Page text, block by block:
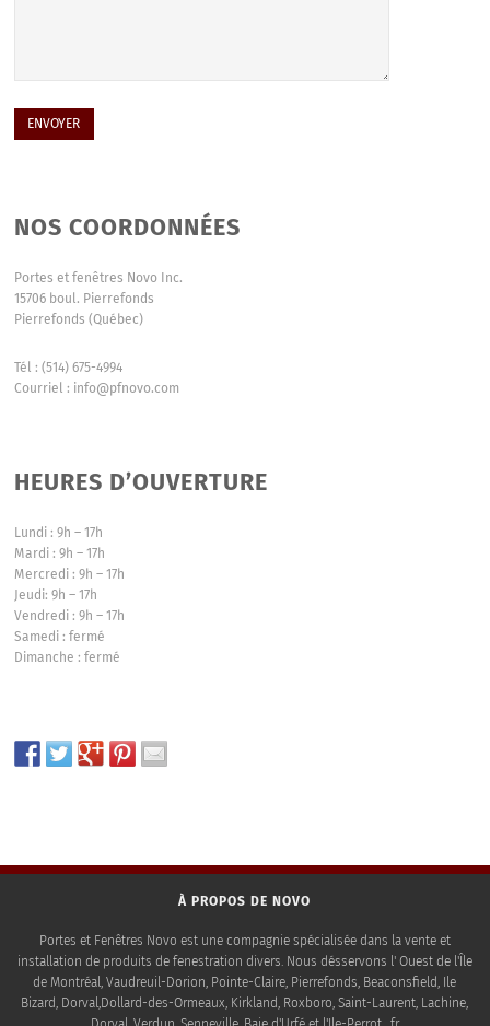
NOS COORDONNÉES
Portes et fenêtres Novo Inc.
15706 boul. Pierrefonds
Pierrefonds (Québec)
Tél : (514) 675-4994
Courriel : info@pfnovo.com
HEURES D’OUVERTURE
Lundi : 9h – 17h
Mardi : 9h – 17h
Mercredi : 9h – 17h
Jeudi: 9h – 17h
Vendredi : 9h – 17h
Samedi : fermé
Dimanche : fermé
À PROPOS DE NOVO
Portes et Fenêtres Novo est une compagnie spécialisée dans la vente et
installation de produits de fenestration divers. Nous désservons l' Ouest de l'Île
de Montréal, Vaudreuil-Dorion, Pointe-Claire, Pierrefonds, Beaconsfield, Ile
Bizard, Dorval,Dollard-des-Ormeaux, Kirkland, Roxboro, Saint-Laurent, Lachine,